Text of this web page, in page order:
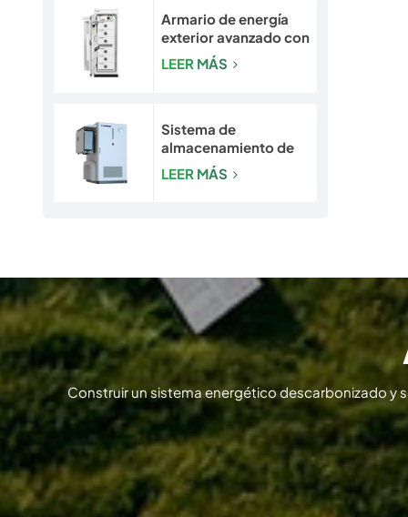
Armario de energía
exterior avanzado con
seguridad integrada |
Sistema de batería
LEER MÁS
Sistema de
almacenamiento de
energía para
exteriores con
energía LiFePO4 para
uso comercial e
industrial
LEER MÁS
Construir un sistema energético descarbonizado y